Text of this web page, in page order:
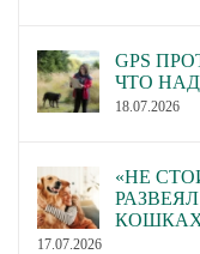
GPS
ЧТО
18.07.2026
«НЕ
17.07.2026